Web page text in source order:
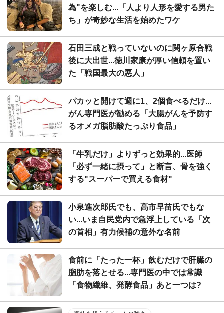
為"を楽しむ...「人より人形を愛する男た
ち」が奇妙な生活を始めたワケ
石田三成と戦っていないのに関ヶ原合戦
後に大出世...徳川家康が厚い信頼を置い
た「戦国最大の悪人」
パカッと開けて週に1、2個食べるだけ...
がん専門医が勧める「大腸がんを予防す
るオメガ脂肪酸たっぷり食品」
「牛乳だけ」よりずっと効果的...医師
「必ず一緒に摂って」と断言、骨を強く
する"スーパーで買える食材"
小泉進次郎氏でも、高市早苗氏でもな
い...いま自民党内で急浮上している「次
の首相」有力候補の意外な名前
食前に「たった一杯」飲むだけで肝臓の
脂肪を落とせる...専門医の中では常識
「食物繊維、発酵食品」あと一つは?